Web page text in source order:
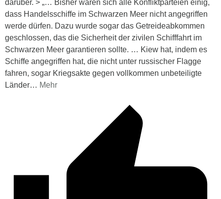
darüber. > „… Bisher waren sich alle Konfliktparteien einig,
dass Handelsschiffe im Schwarzen Meer nicht angegriffen
werde dürfen. Dazu wurde sogar das Getreideabkommen
geschlossen, das die Sicherheit der zivilen Schifffahrt im
Schwarzen Meer garantieren sollte. … Kiew hat, indem es
Schiffe angegriffen hat, die nicht unter russischer Flagge
fahren, sogar Kriegsakte gegen vollkommen unbeteiligte
Länder… Mehr